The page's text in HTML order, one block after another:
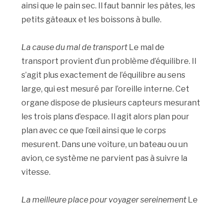
ainsi que le pain sec. Il faut bannir les pâtes, les
petits gâteaux et les boissons à bulle.
La cause du mal de transportLe mal de
transport provient d’un problème d’équilibre. Il
s’agit plus exactement de l’équilibre au sens
large, qui est mesuré par l’oreille interne. Cet
organe dispose de plusieurs capteurs mesurant
les trois plans d’espace. Il agit alors plan pour
plan avec ce que l’œil ainsi que le corps
mesurent. Dans une voiture, un bateau ou un
avion, ce système ne parvient pas à suivre la
vitesse.
La meilleure place pour voyager sereinementLe